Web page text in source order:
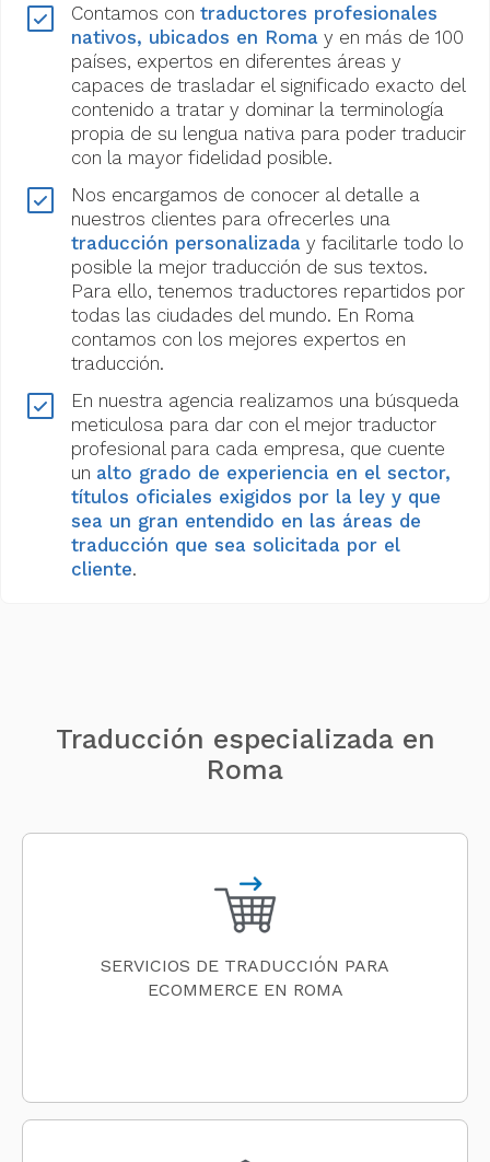
Contamos con traductores profesionales
nativos, ubicados en Roma y en más de 100
países, expertos en diferentes áreas y
capaces de trasladar el significado exacto del
contenido a tratar y dominar la terminología
propia de su lengua nativa para poder traducir
con la mayor fidelidad posible.
Nos encargamos de conocer al detalle a
nuestros clientes para ofrecerles una
traducción personalizada y facilitarle todo lo
posible la mejor traducción de sus textos.
Para ello, tenemos traductores repartidos por
todas las ciudades del mundo. En Roma
contamos con los mejores expertos en
traducción.
En nuestra agencia realizamos una búsqueda
meticulosa para dar con el mejor traductor
profesional para cada empresa, que cuente
un alto grado de experiencia en el sector,
títulos oficiales exigidos por la ley y que
sea un gran entendido en las áreas de
traducción que sea solicitada por el
cliente.
Traducción especializada en
Roma
SERVICIOS DE TRADUCCIÓN PARA
ECOMMERCE EN ROMA